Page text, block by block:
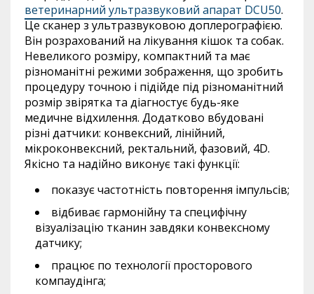
ветеринарний ультразвуковий апарат DCU50.
Це сканер з ультразвуковою доплерографією.
Він розрахований на лікування кішок та собак.
Невеликого розміру, компактний та має
різноманітні режими зображення, що зробить
процедуру точною і підійде під різноманітний
розмір звірятка та діагностує будь-яке
медичне відхилення. Додатково вбудовані
різні датчики: конвексний, лінійний,
мікроконвексний, ректальний, фазовий, 4D.
Якісно та надійно виконує такі функції:
показує частотність повторення імпульсів;
відбиває гармонійну та специфічну
візуалізацію тканин завдяки конвексному
датчику;
працює по технології просторового
компаудінга;